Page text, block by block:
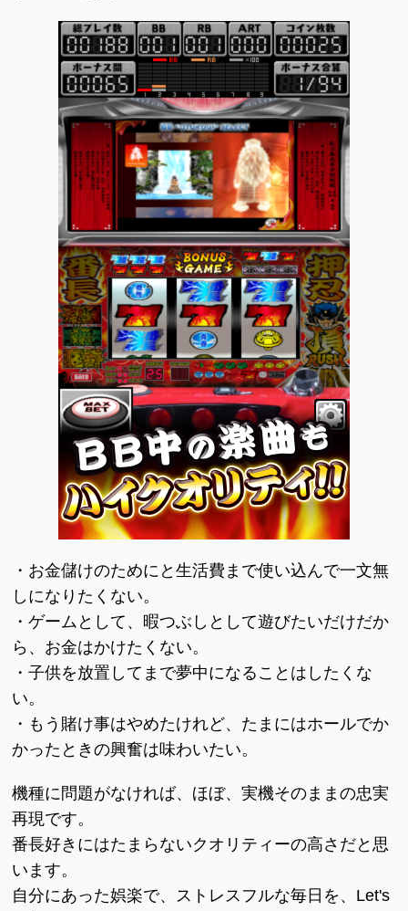
・お金儲けのためにと生活費まで使い込んで一文無
しになりたくない。
・ゲームとして、暇つぶしとして遊びたいだけだか
ら、お金はかけたくない。
・子供を放置してまで夢中になることはしたくな
い。
・もう賭け事はやめたけれど、たまにはホールでか
かったときの興奮は味わいたい。
機種に問題がなければ、ほぼ、実機そのままの忠実
再現です。
番長好きにはたまらないクオリティーの高さだと思
います。
自分にあった娯楽で、ストレスフルな毎日を、Let's